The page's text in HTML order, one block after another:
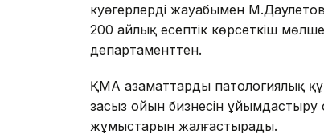
куәгерлердің жауабымен
200 айлық есептік көрсеткіш
департаменттен.
ҚМА азаматтарды патологиялық
заңсыз ойын бизнесін
жұмыстарын жалғастырады.